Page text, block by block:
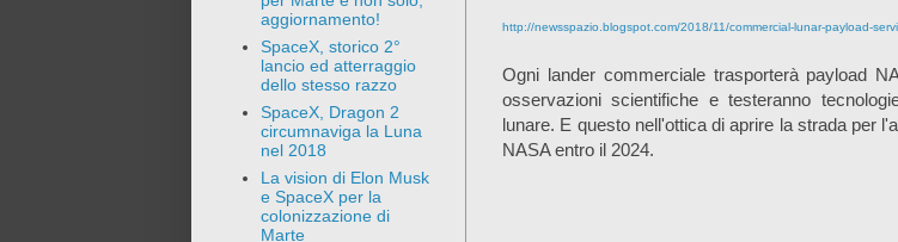
http://newsspazio.blogspot.com/2018/11/commercial-lunar-payload-
Ogni lander commerciale trasporterà payload
osservazioni scientifiche e testeranno
lunare. E questo nell'ottica di aprire la strada per
NASA entro il 2024.
aggiornamento!
SpaceX, storico 2°
lancio ed atterraggio
dello stesso razzo
SpaceX, Dragon 2
circumnaviga la Luna
nel 2018
La vision di Elon Musk
e SpaceX per la
colonizzazione di
Marte